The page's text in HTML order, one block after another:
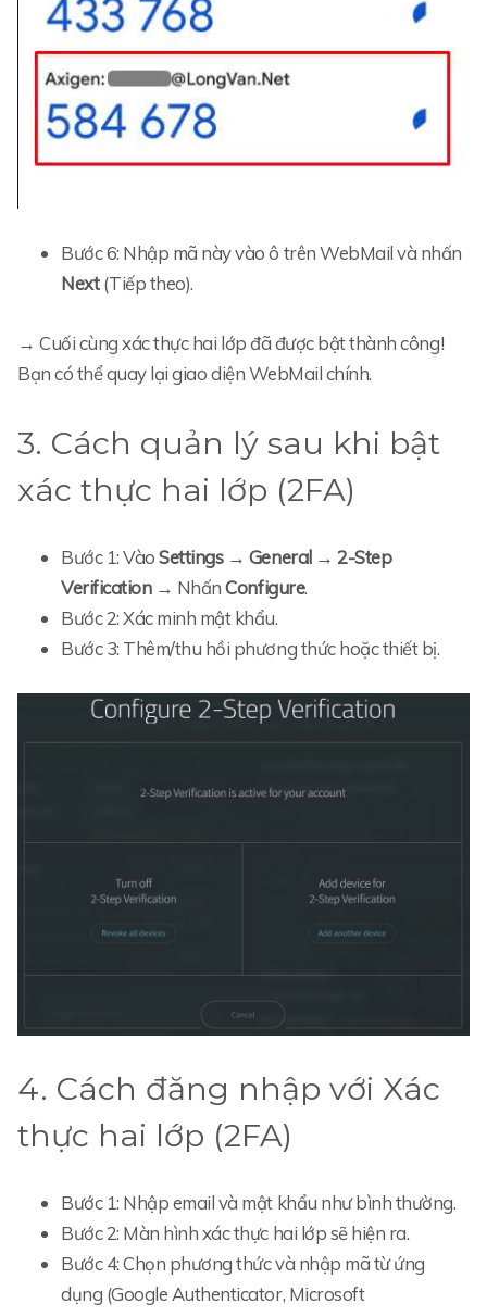
Bước 6: Nhập mã này vào ô trên WebMail và nhấn
Next(Tiếp theo).
→ Cuối cùng xác thực hai lớp đã được bật thành công!
Bạn có thể quay lại giao diện WebMail chính.
3. Cách quản lý sau khi bật
xác thực hai lớp (2FA)
Bước 1: VàoSettings → General → 2-Step
Verification→ NhấnConfigure.
Bước 2: Xác minh mật khẩu.
Bước 3: Thêm/thu hồi phương thức hoặc thiết bị.
4. Cách đăng nhập với Xác
thực hai lớp (2FA)
Bước 1: Nhập email và mật khẩu như bình thường.
Bước 2: Màn hình xác thực hai lớp sẽ hiện ra.
Bước 4: Chọn phương thức và nhập mã từ ứng
dụng (Google Authenticator, Microsoft